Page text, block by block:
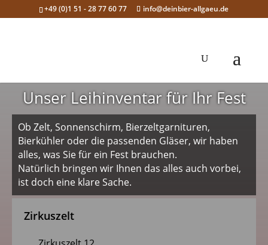
+49 (0)1 51 - 28 77 60 77 info@deinbier-allgaeu.de
Unser Leihinventar für Ihr Fest
Ob Zelt, Sonnenschirm, Bierzeltgarnituren,
Bierkühler oder die passenden Gläser, wir haben
alles, was Sie für ein Fest brauchen.
Natürlich bringen wir Ihnen das alles auch vorbei,
ist doch eine klare Sache.
Zirkuszelt